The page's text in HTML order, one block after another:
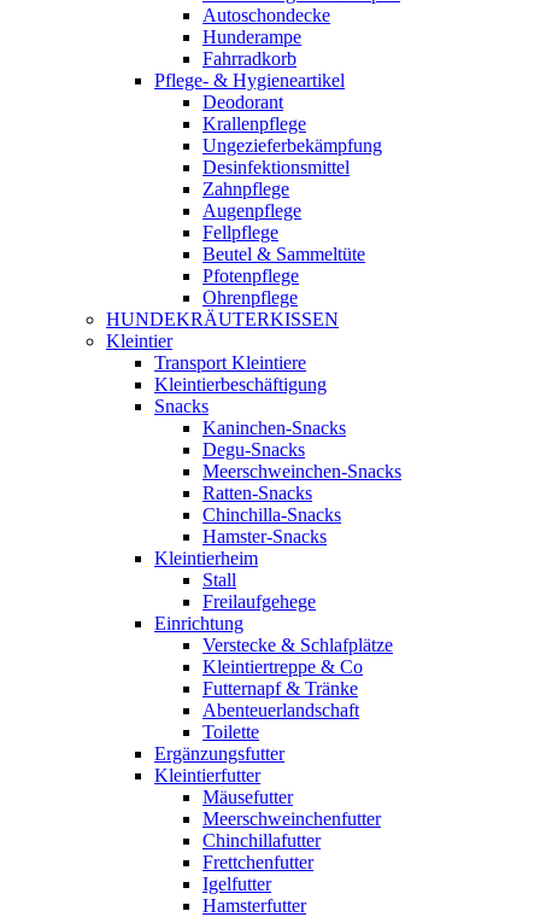
Autoschondecke
Hunderampe
Fahrradkorb
Pflege- & Hygieneartikel
Deodorant
Krallenpflege
Ungezieferbekämpfung
Desinfektionsmittel
Zahnpflege
Augenpflege
Fellpflege
Beutel & Sammeltüte
Pfotenpflege
Ohrenpflege
HUNDEKRÄUTERKISSEN
Kleintier
Transport Kleintiere
Kleintierbeschäftigung
Snacks
Kaninchen-Snacks
Degu-Snacks
Meerschweinchen-Snacks
Ratten-Snacks
Chinchilla-Snacks
Hamster-Snacks
Kleintierheim
Stall
Freilaufgehege
Einrichtung
Verstecke & Schlafplätze
Kleintiertreppe & Co
Futternapf & Tränke
Abenteuerlandschaft
Toilette
Ergänzungsfutter
Kleintierfutter
Mäusefutter
Meerschweinchenfutter
Chinchillafutter
Frettchenfutter
Igelfutter
Hamsterfutter